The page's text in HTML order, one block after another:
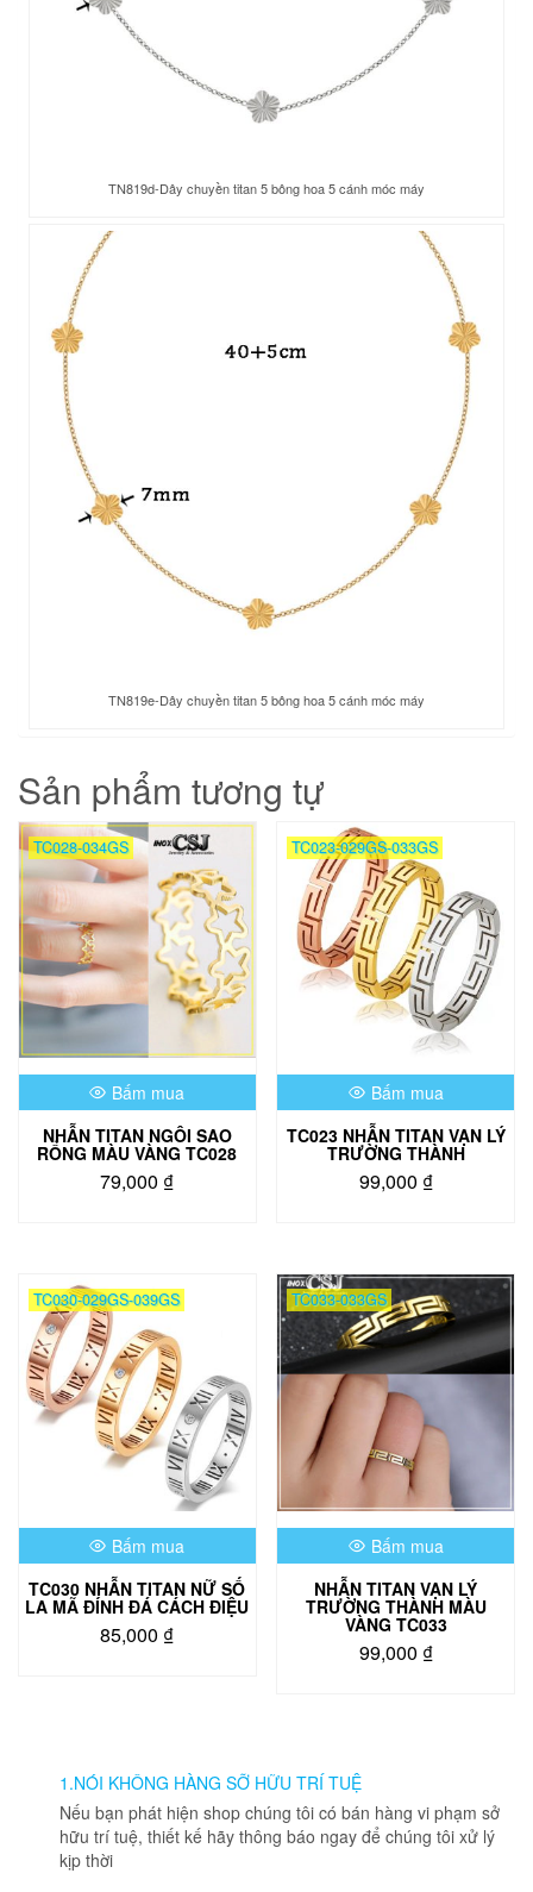
TN819d-Dây chuyền titan 5 bông hoa 5 cánh móc máy
TN819e-Dây chuyền titan 5 bông hoa 5 cánh móc máy
Sản phẩm tương tự
TC028-034GS
Bấm mua
NHẪN TITAN NGÔI SAO
RỔNG MÀU VÀNG TC028
79,000 ₫
TC023-029GS-033GS
Bấm mua
TC023 NHẪN TITAN VẠN LÝ
TRƯỜNG THÀNH
99,000 ₫
có
nhiều
biến
thể.
Các
tùy
chọn
có
thể
được
chọn
trên
sản
phẩm
TC030-029GS-039GS
Bấm mua
TC030 NHẪN TITAN NỮ SỐ
LA MÃ ĐÍNH ĐÁ CÁCH ĐIỆU
85,000 ₫
biến
thể.
Các
TC033-033GS
Bấm mua
NHẪN TITAN VẠN LÝ
TRƯỜNG THÀNH MÀU
VÀNG TC033
99,000 ₫
1.NÓI KHÔNG HÀNG SỠ HỮU TRÍ TUỆ
Nếu bạn phát hiện shop chúng tôi có bán hàng vi phạm sở
hữu trí tuệ, thiết kế hãy thông báo ngay để chúng tôi xử lý
kịp thời